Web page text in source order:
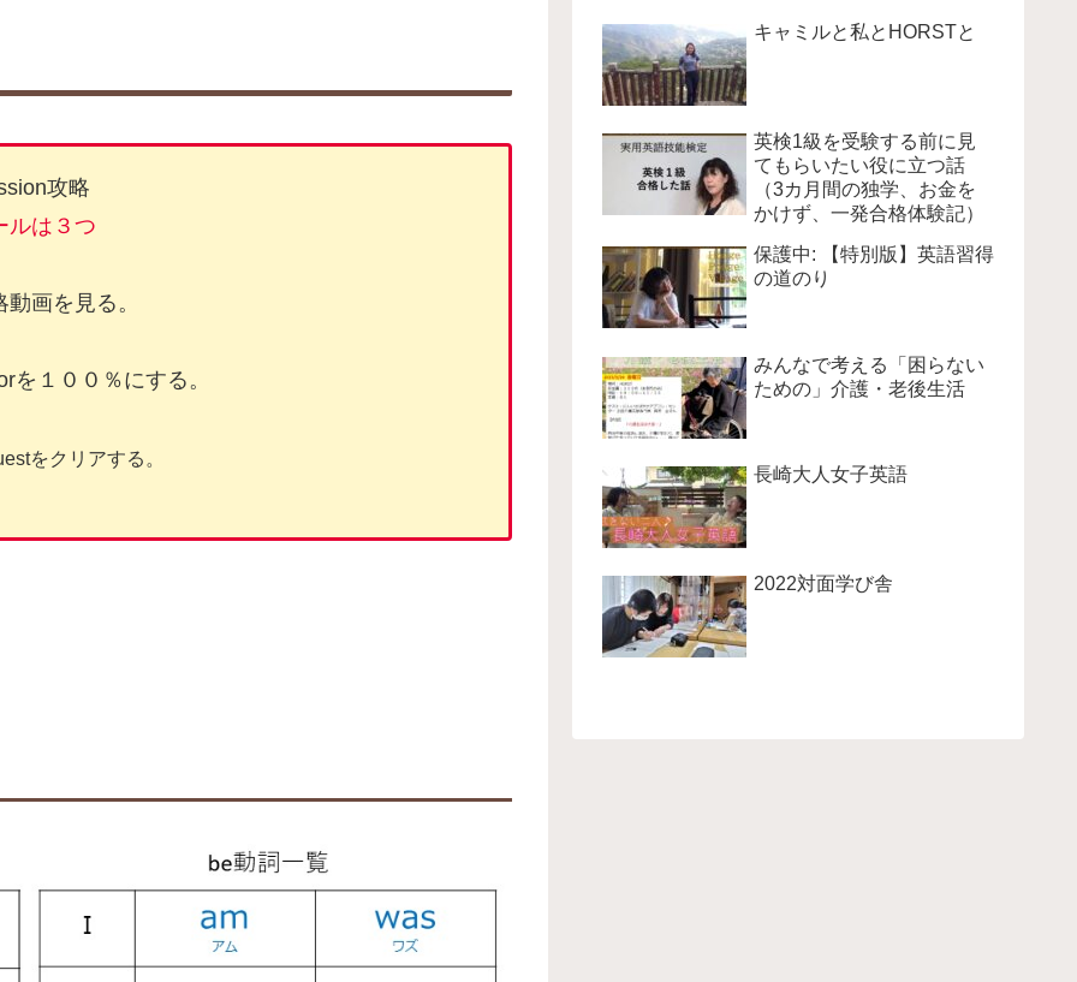
攻略
ルは３つ
画を見る。
を１００％にする。
をクリアする。
キャミルと私とHORSTと
英検1級を受験する前に見
てもらいたい役に立つ話
（3カ月間の独学、お金を
かけず、一発合格体験記）
保護中: 【特別版】英語習得
の道のり
みんなで考える「困らない
ための」介護・老後生活
長崎大人女子英語
2022対面学び舎